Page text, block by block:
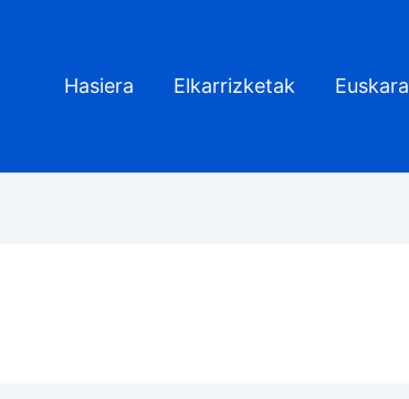
Hasiera Elkarrizketak Euskara